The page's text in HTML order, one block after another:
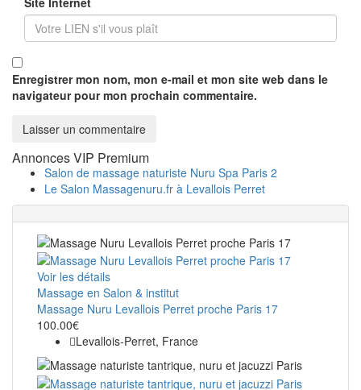
Enregistrer mon nom, mon e-mail et mon site web dans le
navigateur pour mon prochain commentaire.
Annonces VIP Premium
Salon de massage naturiste Nuru Spa Paris 2
Le Salon Massagenuru.fr à Levallois Perret
Voir les détails
Massage en Salon & institut
Massage Nuru Levallois Perret proche Paris 17
100.00€
Levallois-Perret, France